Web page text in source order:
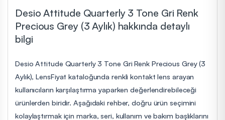
Desio Attitude Quarterly 3 Tone Gri Renk
Precious Grey (3 Aylık) hakkında detaylı
bilgi
Desio Attitude Quarterly 3 Tone Gri Renk Precious Grey (3
Aylık), LensFiyat kataloğunda renkli kontakt lens arayan
kullanıcıların karşılaştırma yaparken değerlendirebileceği
ürünlerden biridir. Aşağıdaki rehber, doğru ürün seçimini
kolaylaştırmak için marka, seri, kullanım ve bakım başlıklarını